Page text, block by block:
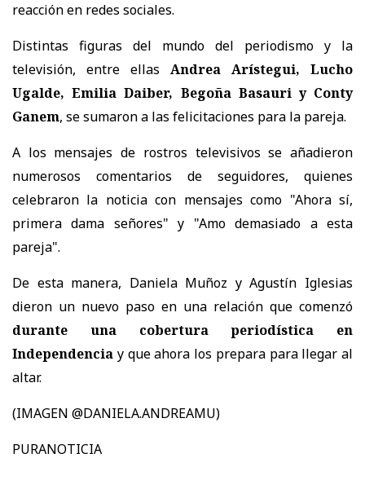
reacción en redes sociales.
Distintas figuras del mundo del periodismo y la
televisión, entre ellas Andrea Arístegui, Lucho
Ugalde, Emilia Daiber, Begoña Basauri y Conty
Ganem, se sumaron a las felicitaciones para la pareja.
A los mensajes de rostros televisivos se añadieron
numerosos comentarios de seguidores, quienes
celebraron la noticia con mensajes como "Ahora sí,
primera dama señores" y "Amo demasiado a esta
pareja".
De esta manera, Daniela Muñoz y Agustín Iglesias
dieron un nuevo paso en una relación que comenzó
durante una cobertura periodística en
Independencia y que ahora los prepara para llegar al
altar.
(IMAGEN @DANIELA.ANDREAMU)
PURANOTICIA